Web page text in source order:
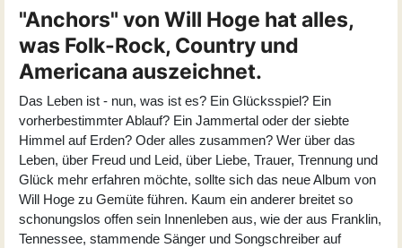
"Anchors" von Will Hoge hat alles,
was Folk-Rock, Country und
Americana auszeichnet.
Das Leben ist - nun, was ist es? Ein Glücksspiel? Ein
vorherbestimmter Ablauf? Ein Jammertal oder der siebte
Himmel auf Erden? Oder alles zusammen? Wer über das
Leben, über Freud und Leid, über Liebe, Trauer, Trennung und
Glück mehr erfahren möchte, sollte sich das neue Album von
Will Hoge zu Gemüte führen. Kaum ein anderer breitet so
schonungslos offen sein Innenleben aus, wie der aus Franklin,
Tennessee, stammende Sänger und Songschreiber auf